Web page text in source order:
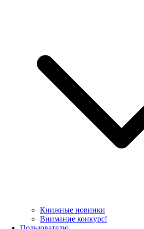
Книжные новинки
Внимание конкурс!